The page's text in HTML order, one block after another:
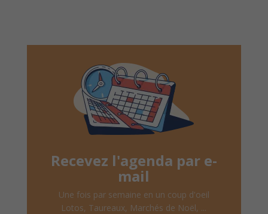
Recevez l'agenda par e-
mail
Une fois par semaine en un coup d'oeil
Lotos, Taureaux, Marchés de Noël, ...